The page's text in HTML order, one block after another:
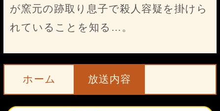
が窯元の跡取り息子で殺人容疑を掛けら
れていることを知る…。
ホーム 放送内容